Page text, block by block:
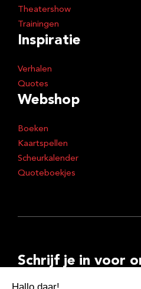
Theatershow
Trainingen
Inspiratie
Verhalen
Quotes
Webshop
Boeken
Kaartspellen
Scheurkalender
Quoteboekjes
Schrijf je in voor